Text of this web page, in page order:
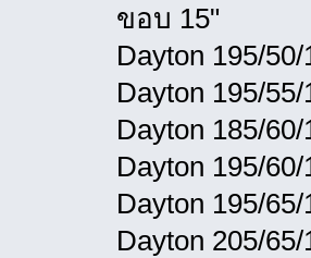
ขอบ 15"
Dayton 195/
Dayton 195/
Dayton 185/
Dayton 195/
Dayton 195/
Dayton 205/